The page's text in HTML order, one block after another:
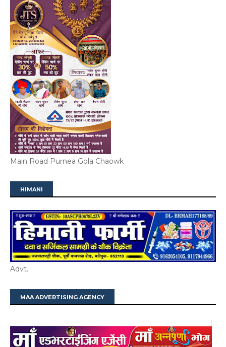
Main Road Purnea Gola Chaowk
HIMANI
Advt.
MAA ADVERTISING AGENCY